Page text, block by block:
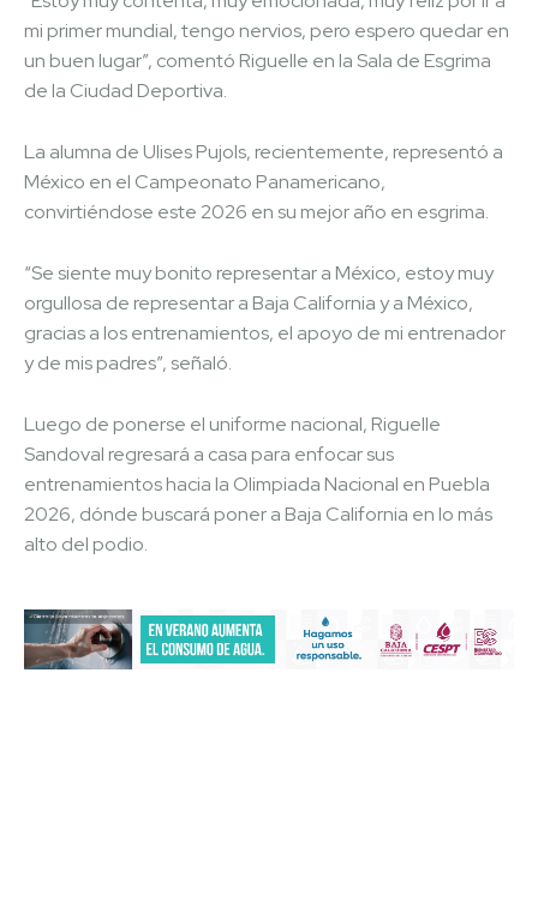
mi primer mundial, tengo nervios, pero espero quedar en
un buen lugar”, comentó Riguelle en la Sala de Esgrima
de la Ciudad Deportiva.
La alumna de Ulises Pujols, recientemente, representó a
México en el Campeonato Panamericano,
convirtiéndose este 2026 en su mejor año en esgrima.
“Se siente muy bonito representar a México, estoy muy
orgullosa de representar a Baja California y a México,
gracias a los entrenamientos, el apoyo de mi entrenador
y de mis padres”, señaló.
Luego de ponerse el uniforme nacional, Riguelle
Sandoval regresará a casa para enfocar sus
entrenamientos hacia la Olimpiada Nacional en Puebla
2026, dónde buscará poner a Baja California en lo más
alto del podio.